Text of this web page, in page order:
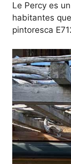
Le Percy es
habitantes
pintoresca